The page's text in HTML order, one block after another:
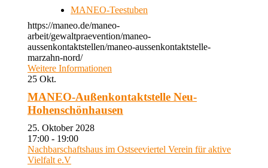
MANEO-Teestuben
https://maneo.de/maneo-
arbeit/gewaltpraevention/maneo-
aussenkontaktstellen/maneo-aussenkontaktstelle-
marzahn-nord/
Weitere Informationen
25 Okt.
MANEO-Außenkontaktstelle Neu-
Hohenschönhausen
25. Oktober 2028
17:00 - 19:00
Nachbarschaftshaus im Ostseeviertel Verein für aktive
Vielfalt e.V